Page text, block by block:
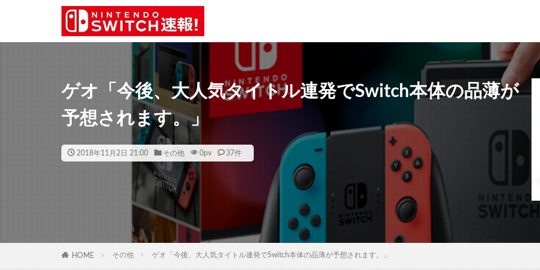
ゲオ「今後、大人気タイトル連発でSwitch本体の品薄が
予想されます。」
2018年11月2日 21:00 その他 0pv 37件
HOME その他 ゲオ「今後、大人気タイトル連発でSwitch本体の品薄が予想されます。」